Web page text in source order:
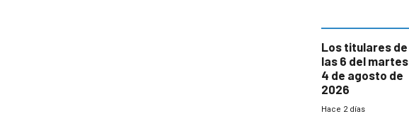
Los titulares de
las 6 del martes
4 de agosto de
2026
Hace 2 días